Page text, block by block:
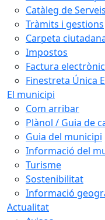
Catàleg de Serveis
Tràmits i gestions
Carpeta
Impostos
Factura
Finestreta Única
El municipi
Com arribar
Plànol / Guia de
Guia del municipi
Informació del
Turisme
Sostenibilitat
Informació
Actualitat